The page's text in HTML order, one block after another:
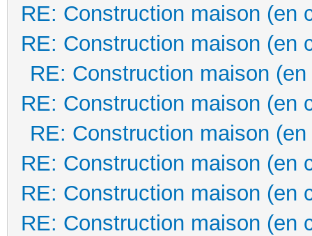
RE: Construction maison (en
RE: Construction maison (en
RE: Construction maison
RE: Construction maison (en
RE: Construction maison
RE: Construction maison (en
RE: Construction maison (en
RE: Construction maison (en